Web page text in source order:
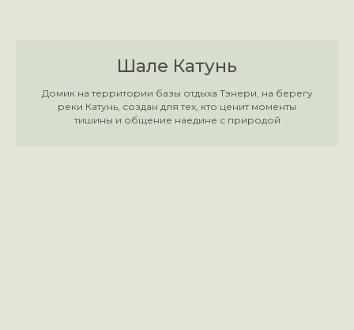
Шале Катунь
Домик на территории базы отдыха Тэнери, на берегу
реки Катунь, создан для тех, кто ценит моменты
тишины и общение наедине с природой